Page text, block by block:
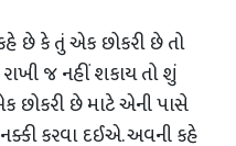
કહે છે કે તું એક છોકરી છે તો
રાખી જ નહીં શકાય તો શું
છોકરી છે માટે એની પાસે
કરવા દઈએ. અવની કહે